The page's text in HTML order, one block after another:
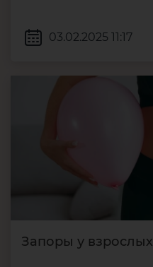
03.02.2025 11:17
Запоры у взрослых